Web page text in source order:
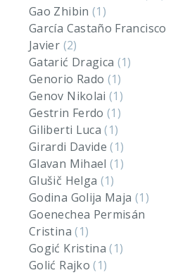
Gao Zhibin (1)
García Castaño Francisco
Javier (2)
Gatarić Dragica (1)
Genorio Rado (1)
Genov Nikolai(1)
Gestrin Ferdo(1)
Giliberti Luca(1)
Girardi Davide(1)
Glavan Mihael(1)
Glušič Helga (1)
Godina Golija Maja (1)
Goenechea Permisán
Cristina(1)
Gogić Kristina(1)
Golić Rajko(1)